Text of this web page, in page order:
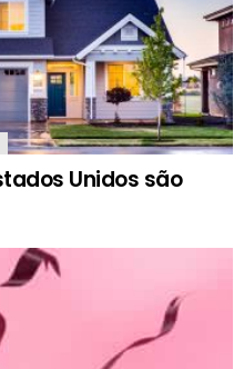
Unidos são